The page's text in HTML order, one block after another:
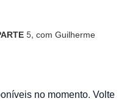
5, com Guilherme
no momento. Volte